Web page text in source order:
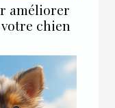
améliorer
chien